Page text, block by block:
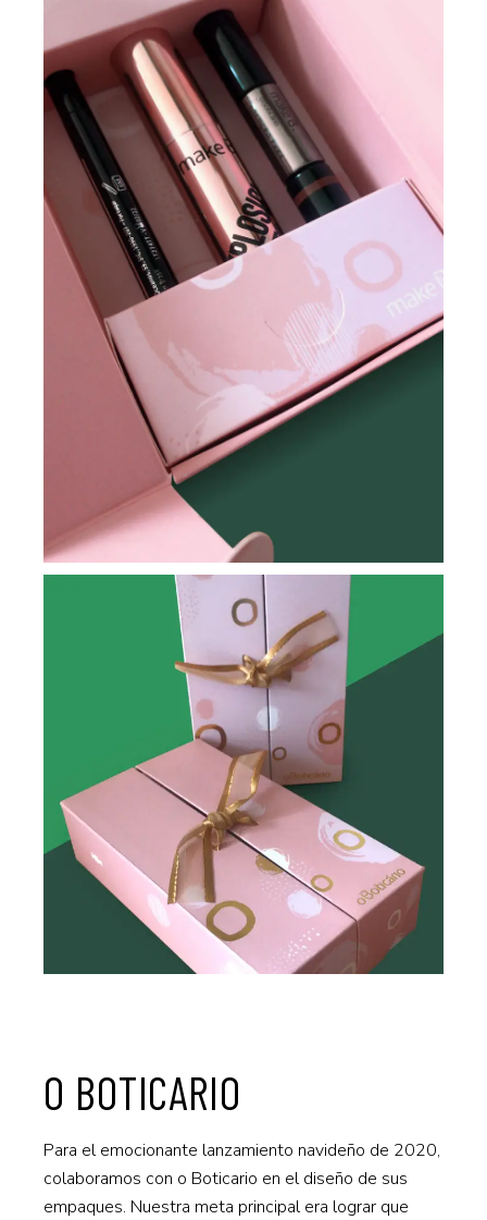
O BOTICARIO
Para el emocionante lanzamiento navideño de 2020,
colaboramos con o Boticario en el diseño de sus
empaques. Nuestra meta principal era lograr que